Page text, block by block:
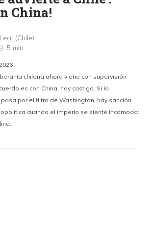
China!
(Chile)
5 min
chilena ahora viene con supervisión
es con China, hay castigo. Si la
por el filtro de Washington, hay sanción.
cuando el imperio se siente incómodo: